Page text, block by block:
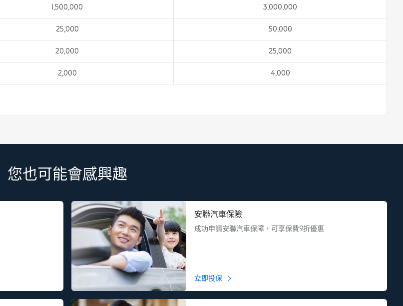
1,500,000 3,000,000
25,000 50,000
20,000 25,000
2,000 4,000
您也可能會感興趣
安聯汽車保險
成功申請安聯汽車保障，可享保費9折優惠
立即投保